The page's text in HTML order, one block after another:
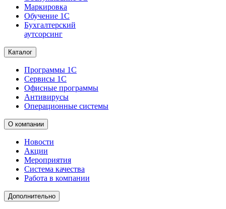
Маркировка
Обучение 1С
Бухгалтерский
аутсорсинг
Каталог
Программы 1С
Сервисы 1С
Офисные программы
Антивирусы
Операционные системы
О компании
Новости
Акции
Мероприятия
Система качества
Работа в компании
Дополнительно